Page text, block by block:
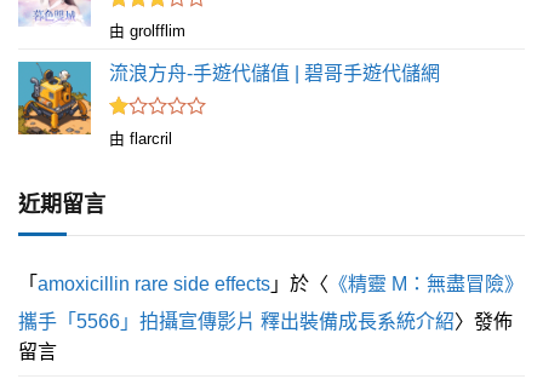
評分
滿
分 5
由 grolfflim
流浪方舟-手遊代儲值 | 碧哥手遊代儲網
評
5
由 flarcril
近期留言
「 amoxicillin rare side effects 」於〈 《精靈 M：無盡冒險》
攜手「5566」拍攝宣傳影片 釋出裝備成長系統介紹〉發佈
留言